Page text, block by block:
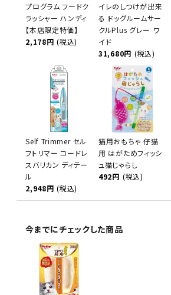
プログラム フードク
ラッシャー ハンディ
【本店限定特価】
2,178円 (税込)
イレのしつけが出来
る ドッグルームサー
クルPlus グレー ワ
イド
31,680円 (税込)
Self Trimmer セル
フトリマー コードレ
スバリカン ディテー
ル
2,948円 (税込)
猫用おもちゃ 仔猫
用 はがためフィッシ
ュ猫じゃらし
492円 (税込)
今までにチェックした商品